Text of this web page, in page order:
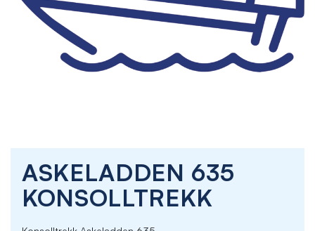
ASKELADDEN 635
KONSOLLTREKK
the
beginning